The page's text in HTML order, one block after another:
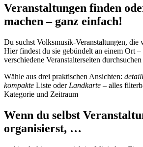
Veranstaltungen finden
machen – ganz einfach!
Du suchst Volksmusik-Veranstaltungen, die
Hier findest du sie gebündelt an einem Ort –
verschiedene Veranstalterseiten
Wähle aus drei praktischen Ansichten:
kompakte Liste oder Landkarte – alles
Kategorie und Zeitraum
Wenn du selbst
organisierst, …